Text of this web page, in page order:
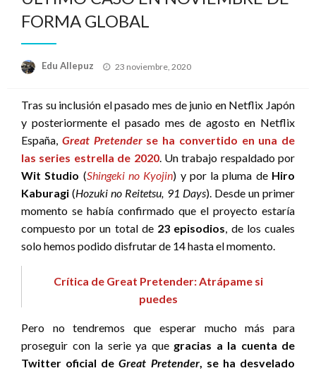
FORMA GLOBAL
Edu Allepuz
Publicado
23 noviembre, 2020
Tras su inclusión el pasado mes de junio en Netflix Japón
y posteriormente el pasado mes de agosto en Netflix
España, Great Pretenderse ha convertido en una de
las series estrella de 2020. Un trabajo respaldado por
Wit Studio (Shingeki no Kyojin) y por la pluma de Hiro
Kaburagi(Hozuki no Reitetsu, 91 Days). Desde un primer
momento se había confirmado que el proyecto estaría
compuesto por un total de 23 episodios, de los cuales
solo hemos podido disfrutar de 14 hasta el momento.
Crítica de Great Pretender: Atrápame si
puedes
Pero no tendremos que esperar mucho más para
proseguir con la serie ya que gracias a la cuenta de
Twitter oficial deGreat Pretender, se ha desvelado